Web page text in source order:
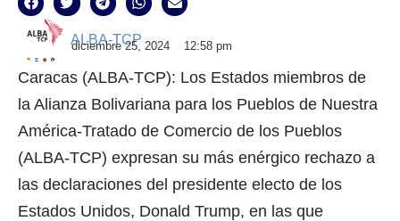
ALBA-TCP
diciembre 25, 2024 12:58 pm
Caracas (ALBA-TCP): Los Estados miembros de
la Alianza Bolivariana para los Pueblos de Nuestra
América-Tratado de Comercio de los Pueblos
(ALBA-TCP) expresan su más enérgico rechazo a
las declaraciones del presidente electo de los
Estados Unidos, Donald Trump, en las que